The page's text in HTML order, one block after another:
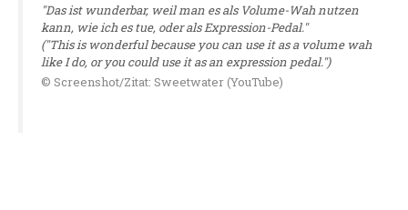
"Das ist wunderbar, weil man es als Volume-Wah nutzen
kann, wie ich es tue, oder als Expression-Pedal."
("This is wonderful because you can use it as a volume wah
like I do, or you could use it as an expression pedal.")
© Screenshot/Zitat: Sweetwater (YouTube)